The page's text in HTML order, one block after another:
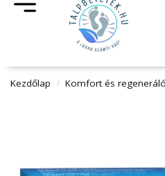
Kezdőlap / Komfort és